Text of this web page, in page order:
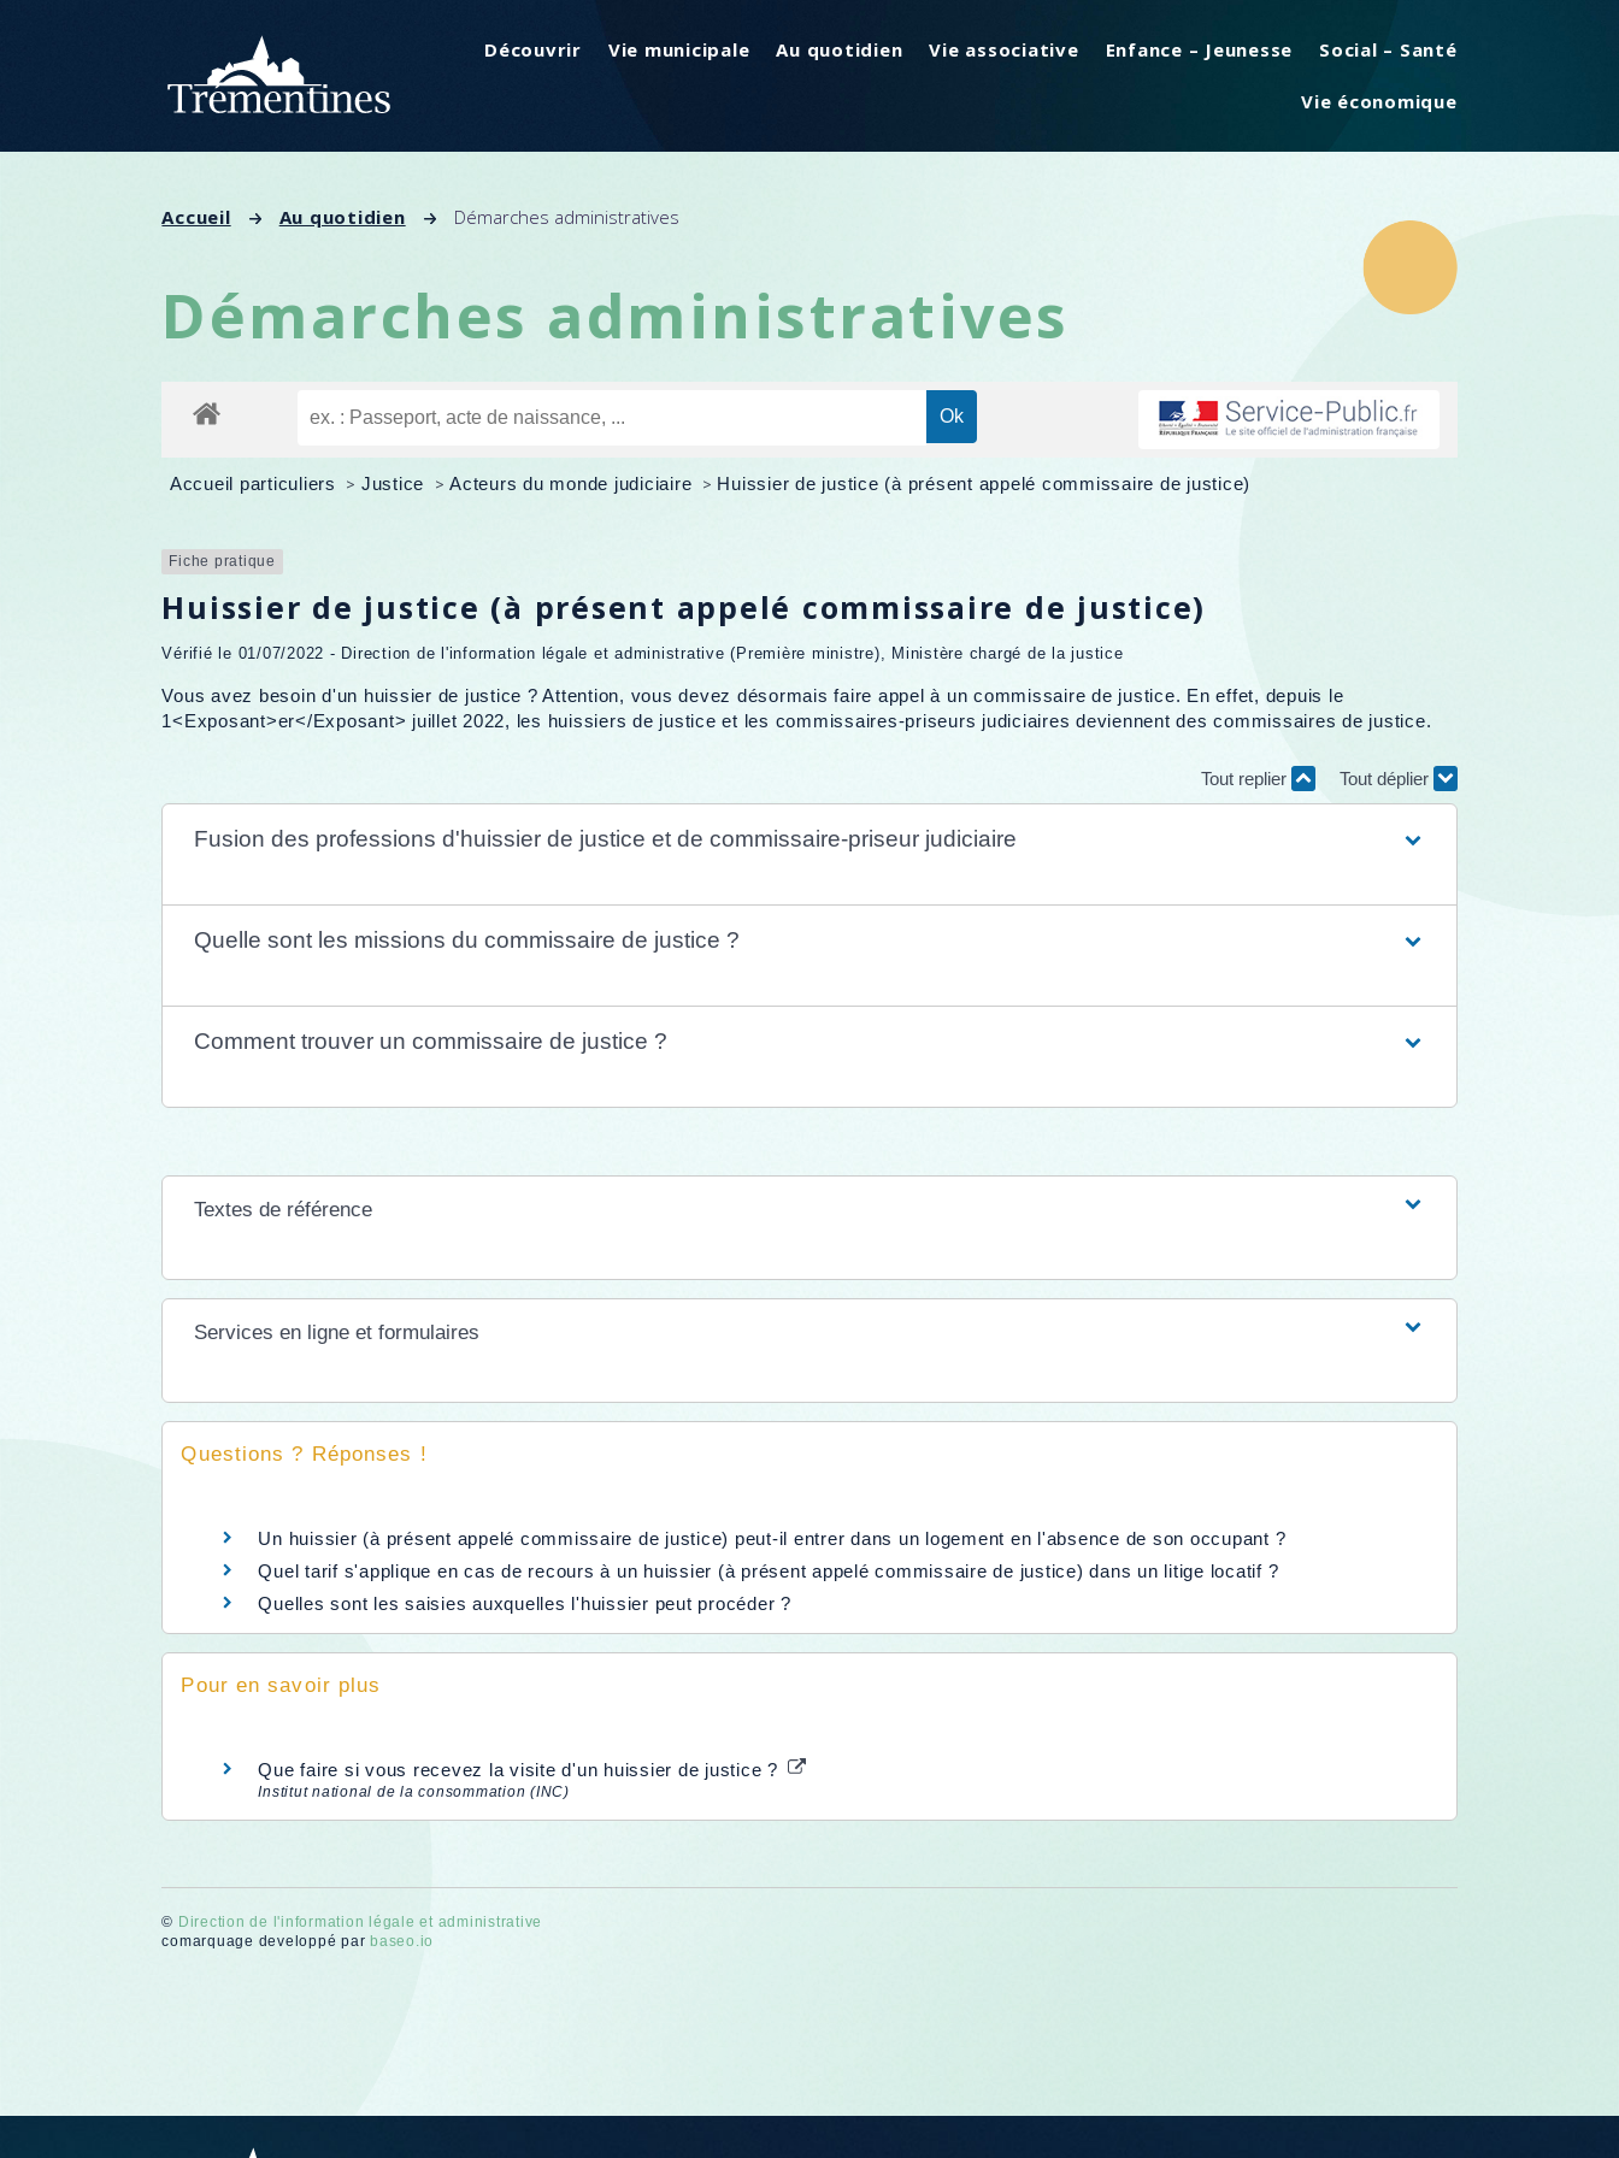
Découvrir Vie municipale Au quotidien Vie associative Enfance – Jeunesse Social – Santé
Vie économique
Accueil Au quotidien Démarches administratives
Démarches administratives
Accueil particuliers > Justice > Acteurs du monde judiciaire > Huissier de justice (à présent appelé commissaire de justice)
Fiche pratique
Huissier de justice (à présent appelé commissaire de justice)
Vérifié le 01/07/2022 - Direction de l'information légale et administrative (Première ministre), Ministère chargé de la justice
Vous avez besoin d'un huissier de justice ? Attention, vous devez désormais faire appel à un commissaire de justice. En effet, depuis le
1<Exposant>er</Exposant> juillet 2022, les huissiers de justice et les commissaires-priseurs judiciaires deviennent des commissaires de justice.
Tout replier Tout déplier
Fusion des professions d'huissier de justice et de commissaire-priseur judiciaire
Quelle sont les missions du commissaire de justice ?
Comment trouver un commissaire de justice ?
Textes de référence
Services en ligne et formulaires
Questions ? Réponses !
Un huissier (à présent appelé commissaire de justice) peut-il entrer dans un logement en l'absence de son occupant ?
Quel tarif s'applique en cas de recours à un huissier (à présent appelé commissaire de justice) dans un litige locatif ?
Quelles sont les saisies auxquelles l'huissier peut procéder ?
Pour en savoir plus
Que faire si vous recevez la visite d'un huissier de justice ?
Institut national de la consommation (INC)
© Direction de l'information légale et administrative
comarquage developpé par baseo.io